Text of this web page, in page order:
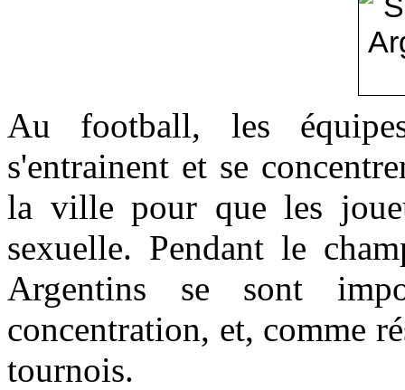
Au football, les
s'entrainent et se
la ville pour que les
sexuelle. Pendant le
Argentins se sont
concentration, et, comme
tournois.